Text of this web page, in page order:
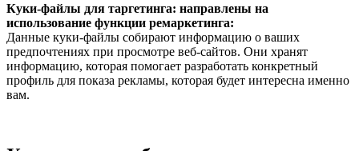
Куки-файлы для таргетинга: направлены на
использование функции ремаркетинга:
Данные куки-файлы собирают информацию о ваших
предпочтениях при просмотре веб-сайтов. Они хранят
информацию, которая помогает разработать конкретный
профиль для показа рекламы, которая будет интересна именно
вам.